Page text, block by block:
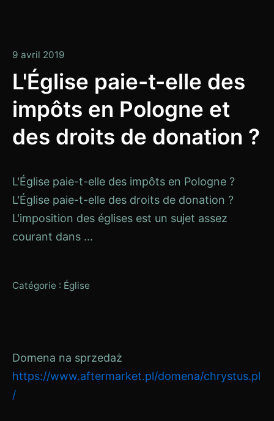
9 avril 2019
2020
L'Église paie-t-elle des
impôts en Pologne et
des droits de donation ?
L'Église paie-t-elle des impôts en Pologne ?
L'Église paie-t-elle des droits de donation ?
L'imposition des églises est un sujet assez
courant dans ...
Catégorie : Église
Domena na sprzedaż
https://www.aftermarket.pl/domena/chrystus.pl
/